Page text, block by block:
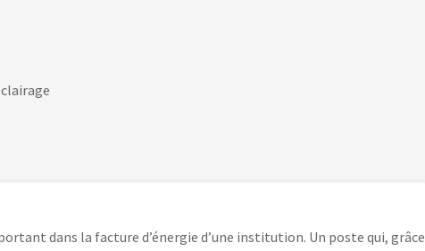
dans la facture d’énergie d’une institution. Un poste qui, grâce